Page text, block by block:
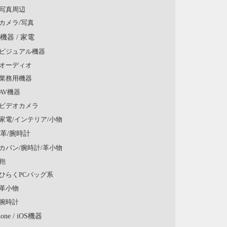
真周辺
カメラ/写真
器 / 家電
ビジュアル機器
オーディオ
務用機器
機器
ビデオカメラ
電/インテリア/小物
/腕時計
カバン/腕時計/革小物
らくPCバッグ系
小物
腕時計
/ iOS機器